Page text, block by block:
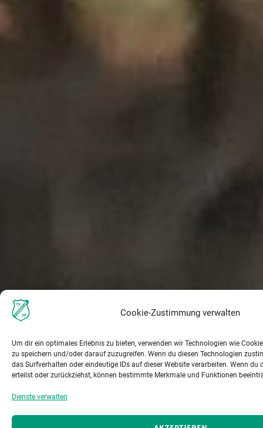
Cookie-Zustimmung verwalten
Um dir ein optimales Erlebnis zu bieten, verwenden wir Technologien wie
zu speichern und/oder darauf zuzugreifen. Wenn du diesen Technologien
das Surfverhalten oder eindeutige IDs auf dieser Website verarbeiten. Wenn
erteilst oder zurückziehst, können bestimmte Merkmale und Funktionen
Dienste verwalten